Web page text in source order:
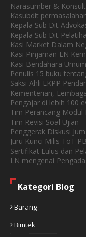
Narasumber &
Kasubdit
Kepala Sub Dit
Kepala Sub Dit
Kasi Market Dalam
Kasi Pinjaman LN
Kasi Bendahara
Penulis 15 buku
Saksi Ahli LKPP
Kementerian,
Pengajar di lebih 100
Tim Perancang Modul
Tim Revisi Soal Ujian
Penggerak Diskusi
Juru Kunci Milis ToT
Sertifikat Lulus dan
LN mengenai
Kategori Blog
Barang
Bimtek